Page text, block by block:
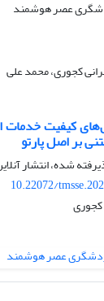
کجوری، محمد علی
کیفیت خدمات
بر اصل پارتو
شده، انتشار
10.22072/